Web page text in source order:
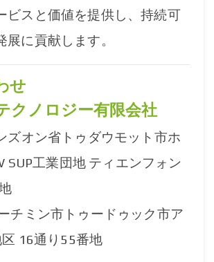
ビスと価値を提供し、持続可
展に貢献します。
せ
クノロジー有限会社
ズオン省トゥダウモット市ホ
SUP工業団地 ティエンフォン
チミン市トゥードゥック市ア
16通り55番地